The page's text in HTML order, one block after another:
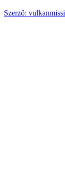
Szerző: